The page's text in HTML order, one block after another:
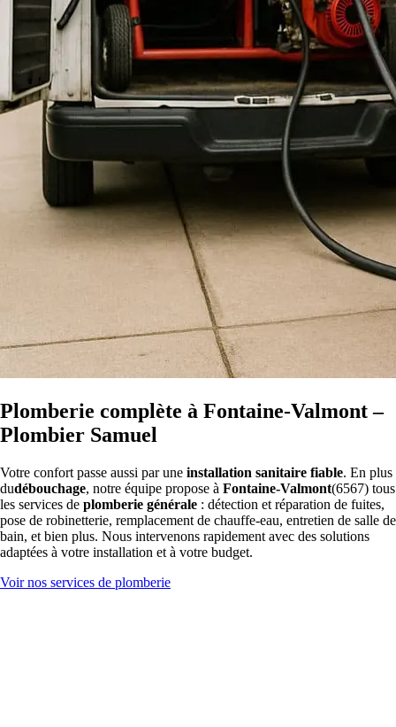
Plomberie complète à Fontaine-Valmont –
Plombier Samuel
Votre confort passe aussi par une installation sanitaire fiable. En plus
dudébouchage, notre équipe propose à Fontaine-Valmont(6567) tous
les services de plomberie générale : détection et réparation de fuites,
pose de robinetterie, remplacement de chauffe-eau, entretien de salle de
bain, et bien plus. Nous intervenons rapidement avec des solutions
adaptées à votre installation et à votre budget.
Voir nos services de plomberie